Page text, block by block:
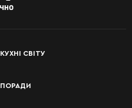
КУХНІ СВІТУ
ПОРАДИ